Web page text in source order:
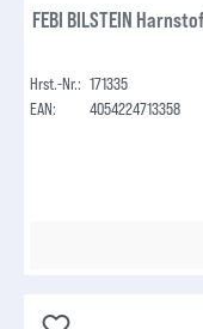
FEBI BILSTEIN
Hrst.-Nr.: 171335
EAN:
4054224713358